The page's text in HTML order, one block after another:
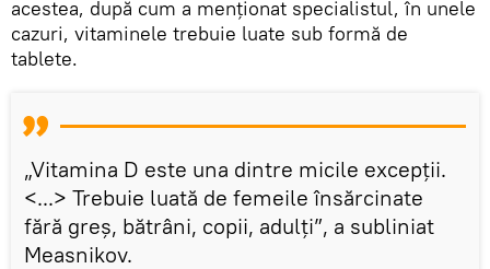
acestea, după cum a menționat specialistul, în unele
cazuri, vitaminele trebuie luate sub formă de
tablete.
„Vitamina D este una dintre micile excepții.
<...> Trebuie luată de femeile însărcinate
fără greș, bătrâni, copii, adulți”, a subliniat
Measnikov.